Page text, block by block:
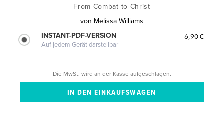
From Combat to Christ
von Melissa Williams
INSTANT-PDF-VERSION
Auf jedem Gerät darstellbar
6,90 €
Die MwSt. wird an der Kasse aufgeschlagen.